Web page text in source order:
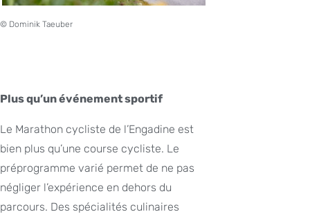
© Dominik Taeuber
Plus qu’un événement sportif
Le Marathon cycliste de l’Engadine est
bien plus qu’une course cycliste. Le
préprogramme varié permet de ne pas
négliger l’expérience en dehors du
parcours. Des spécialités culinaires